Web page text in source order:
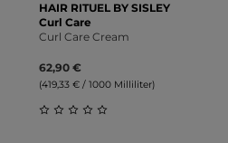
HAIR RITUEL BY SISLEY
Curl Care
Curl Care Cream
62,90 €
(419,33 € / 1000 Milliliter)